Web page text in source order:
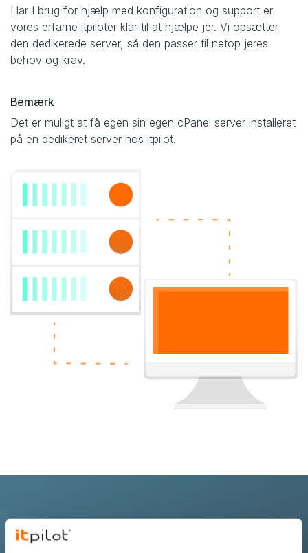
Har I brug for hjælp med konfiguration og support er
vores erfarne itpiloter klar til at hjælpe jer. Vi opsætter
den dedikerede server, så den passer til netop jeres
behov og krav.
Bemærk
Det er muligt at få egen sin egen cPanel server installeret
på en dedikeret server hos itpilot.
Få en dedikeret server, der er